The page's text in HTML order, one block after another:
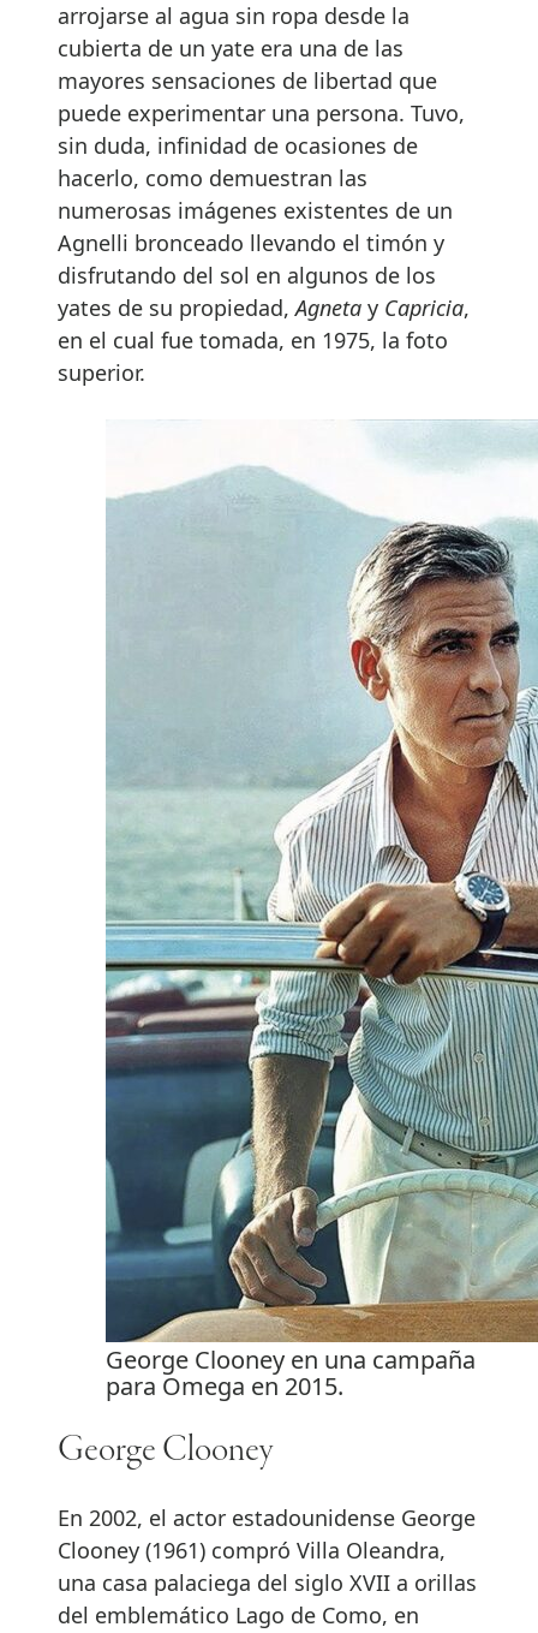
arrojarse al agua sin ropa desde la
cubierta de un yate era una de las
mayores sensaciones de libertad que
puede experimentar una persona. Tuvo,
sin duda, infinidad de ocasiones de
hacerlo, como demuestran las
numerosas imágenes existentes de un
Agnelli bronceado llevando el timón y
disfrutando del sol en algunos de los
yates de su propiedad, Agneta y Capricia,
en el cual fue tomada, en 1975, la foto
superior.
George Clooney en una campaña
para Omega en 2015.
George Clooney
En 2002, el actor estadounidense George
Clooney (1961) compró Villa Oleandra,
una casa palaciega del siglo XVII a orillas
del emblemático Lago de Como, en